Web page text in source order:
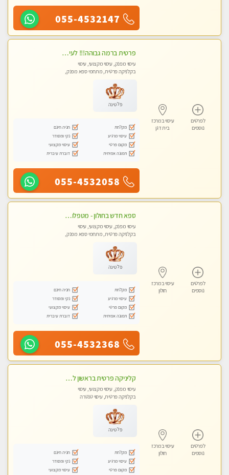
055-4532147
לפרטים
נוספים
עיסוי במרכז
בית דגן
פרטית ברמה גבוהה!!! לעיסוי מפנק vip מומלץ לרציניים בלבד!!ללא מין
עיסוי מפנק, עיסוי מקצועי, עיסוי
בקלניקה פרטית, מתחמי ספא מפנק,
פלטינה
מקלחת
חניה חינם
עיסוי מרגיע
נקי ומסודר
מקום פרטי
עיסוי מקצועי
תמונה אמיתית
דוברת עיברית
055-4532058
לפרטים
נוספים
עיסוי במרכז
חולון
ספא חדש בחולון - מטפלות מקצועיות ברמה גבוהה מומלץ מאוד !!! . . highly recommended..new in the city -אין פרטים נוספים במקום -ללא מין !!
עיסוי מפנק, עיסוי מקצועי, עיסוי
בקלניקה פרטית, מתחמי ספא מפנק,
פלטינה
מקלחת
חניה חינם
עיסוי מרגיע
נקי ומסודר
מקום פרטי
עיסוי מקצועי
תמונה אמיתית
דוברת עיברית
055-4532368
לפרטים
נוספים
עיסוי במרכז
חולון
קליניקה פרטית בראשון לציון לעיסוי מקצועי חדש ומיוחד !!טל - 053-8232997
עיסוי מפנק, עיסוי מקצועי, עיסוי
בקלניקה פרטית, עיסוי טנטרה
פלטינה
מקלחת
חניה חינם
עיסוי מרגיע
נקי ומסודר
מקום פרטי
עיסוי מקצועי